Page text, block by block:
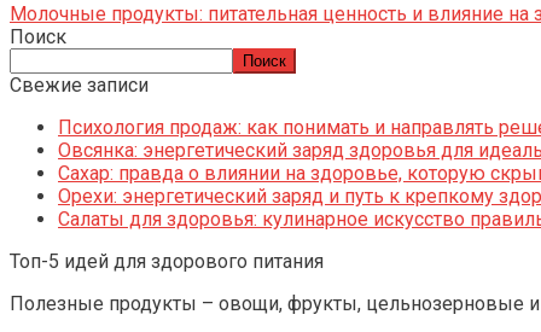
Молочные продукты: питательная ценность и влияние на
Поиск
Поиск
Свежие записи
Психология продаж: как понимать и направлять
Овсянка: энергетический заряд здоровья для
Сахар: правда о влиянии на здоровье, которую
Орехи: энергетический заряд и путь к крепкому
Салаты для здоровья: кулинарное искусство
Топ-5 идей для здорового питания
Полезные продукты – овощи, фрукты, цельнозерновые и